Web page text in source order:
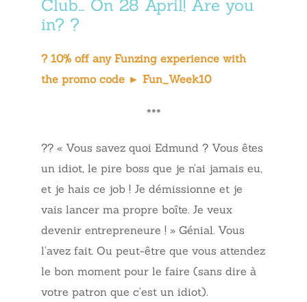
Club… On 28 April! Are you
in? ?
? 10% off any Funzing experience with
the promo code ► Fun_Week10
***
?? « Vous savez quoi Edmund ? Vous êtes
un idiot, le pire boss que je n’ai jamais eu,
et je hais ce job ! Je démissionne et je
vais lancer ma propre boîte. Je veux
devenir entrepreneure ! » Génial. Vous
l’avez fait. Ou peut-être que vous attendez
le bon moment pour le faire (sans dire à
votre patron que c’est un idiot).